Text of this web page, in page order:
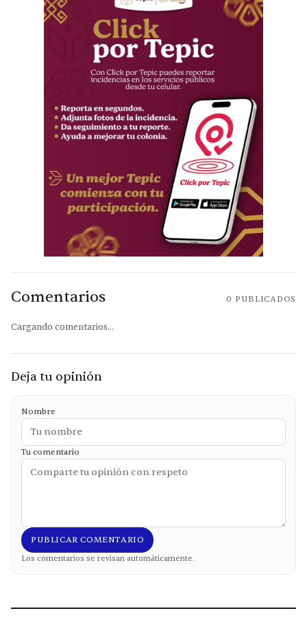
Comentarios 0 PUBLICADOS
Cargando comentarios...
Deja tu opinión
Nombre
Tu comentario
PUBLICAR COMENTARIO
Los comentarios se revisan automáticamente.